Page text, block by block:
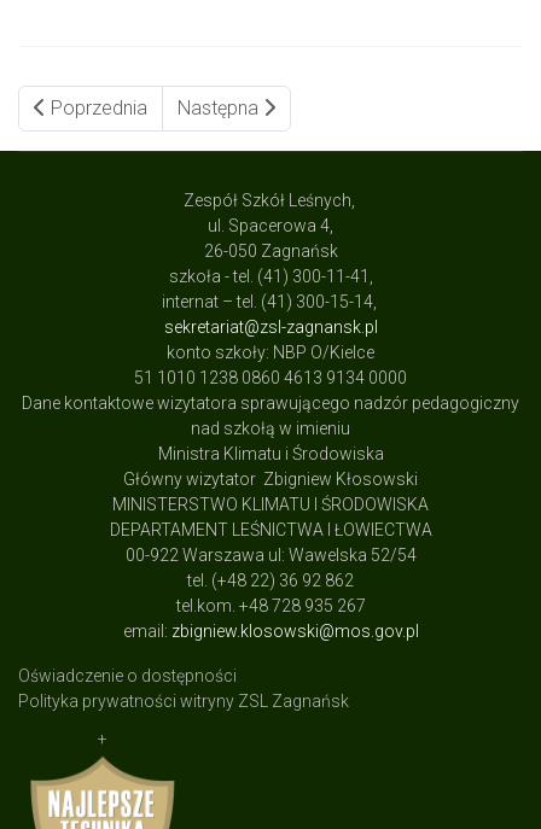
Poprzednia Następna
Zespół Szkół Leśnych,
ul. Spacerowa 4,
26-050 Zagnańsk
szkoła - tel. (41) 300-11-41,
internat – tel. (41) 300-15-14,
sekretariat@zsl-zagnansk.pl
konto szkoły: NBP O/Kielce
51 1010 1238 0860 4613 9134 0000
Dane kontaktowe wizytatora sprawującego nadzór pedagogiczny
nad szkołą w imieniu
Ministra Klimatu i Środowiska
Główny wizytator Zbigniew Kłosowski
MINISTERSTWO KLIMATU I ŚRODOWISKA
DEPARTAMENT LEŚNICTWA I ŁOWIECTWA
00-922 Warszawa ul: Wawelska 52/54
tel. (+48 22) 36 92 862
tel.kom. +48 728 935 267
email: zbigniew.klosowski@mos.gov.pl
Oświadczenie o dostępności
Polityka prywatności witryny ZSL Zagnańsk
+